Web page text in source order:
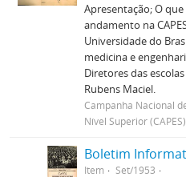
Apresentação; O que
andamento na
Universidade do
medicina e
Diretores das
Rubens Maciel.
Campanha Nacional
Nível Superior (CAPES)
Boletim
Item
Set/1953